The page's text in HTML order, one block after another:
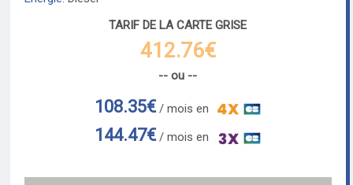
TARIF DE LA CARTE GRISE
412.76€
-- ou --
108.35€/ mois en
144.47€/ mois en